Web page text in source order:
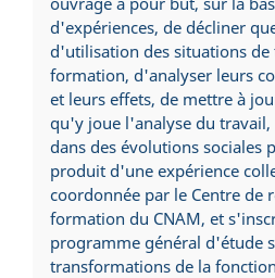
d'expériences, de décliner
d'utilisation des situations de
formation, d'analyser leurs
et leurs effets, de mettre à
qu'y joue l'analyse du travail,
dans des évolutions sociales
produit d'une expérience
coordonnée par le Centre de
formation du CNAM, et
programme général d'étude
transformations de la